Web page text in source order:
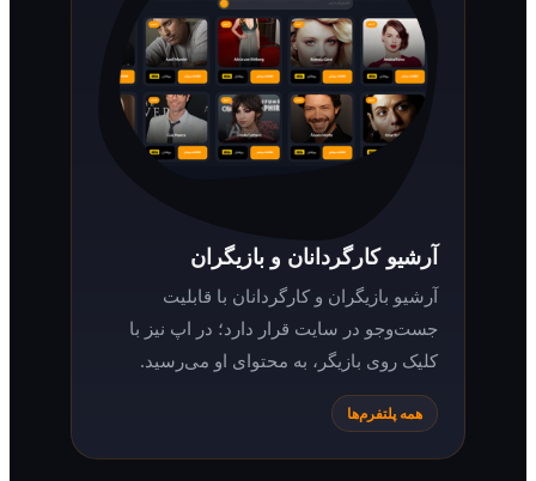
آرشیو کارگردانان و بازیگران
آرشیو بازیگران و کارگردانان با قابلیت
جست‌وجو در سایت قرار دارد؛ در اپ نیز با
کلیک روی بازیگر، به محتوای او می‌رسید.
همه پلتفرم‌ها